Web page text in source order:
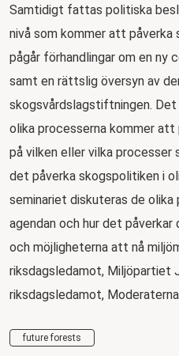
Samtidigt fattas politiska
nivå som kommer att
pågår förhandlingar om en ny
samt en rättslig översyn av
skogsvårdslagstiftningen. Det
olika processerna kommer att
på vilken eller vilka processer
det påverka skogspolitiken i
seminariet diskuteras de
agendan och hur det
och möjligheterna att nå
riksdagsledamot, Miljöpartiet
riksdagsledamot, Moderaterna
future forests